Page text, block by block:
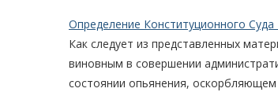
Определение Конституционного
Как следует из представленных
виновным в совершении
состоянии опьянения,